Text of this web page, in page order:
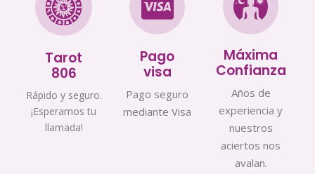
Tarot
806
Rápido y seguro.
¡Esperamos tu
llamada!
Pago
visa
Pago seguro
mediante Visa
Máxima
Confianza
Años de
experiencia y
nuestros
aciertos nos
avalan.